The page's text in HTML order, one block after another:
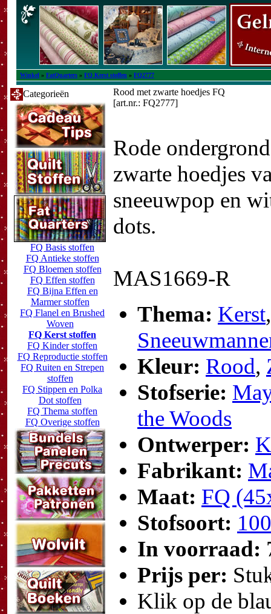
Winkel » FatQuarters » FQ Kerst stoffen » FQ2777
Categorieën
FQ Basis stoffen
FQ Antieke stoffen
FQ Bloemen stoffen
FQ Effen stoffen
FQ Bijna Effen en
Marmer stoffen
FQ Flanel en Brushed
Woven
FQ Kerst stoffen
FQ Kinder stoffen
FQ Reproductie stoffen
FQ Ruiten en Strepen
stoffen
FQ Stippen en Polka
Dot stoffen
FQ Thema stoffen
FQ Overige stoffen
Rood met zwarte hoedjes FQ
[art.nr.: FQ2777]
Rode
zwarte hoedjes
sneeuwpop en
dots.
MAS1669-R
Thema: Kerst
Kleur: Rood,
Stofserie:
the Woods
Ontwerper:
Fabrikant:
Maat: FQ
Stofsoort:
In voorraad:
Prijs per:
Klik op de